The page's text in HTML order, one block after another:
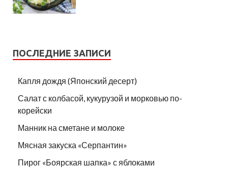
ПОСЛЕДНИЕ ЗАПИСИ
Капля дождя (Японский десерт)
Салат с колбасой, кукурузой и морковью по-
корейски
Манник на сметане и молоке
Мясная закуска «Серпантин»
Пирог «Боярская шапка» с яблоками